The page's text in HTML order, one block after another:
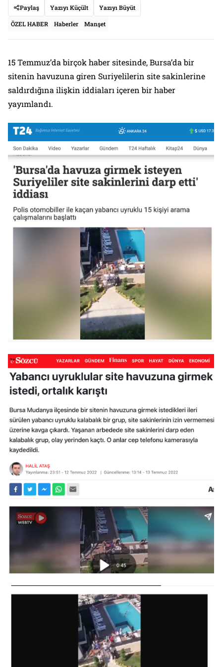
Paylaş
Yazıyı Küçült Yazıyı Büyüt
ÖZEL HABER Haberler Manşet
15 Temmuz’da birçok haber sitesinde, Bursa’da bir
sitenin havuzuna giren Suriyelilerin site sakinlerine
saldırdığına ilişkin iddiaları içeren bir haber
yayımlandı.